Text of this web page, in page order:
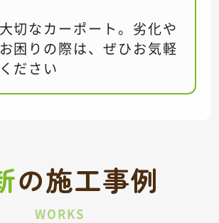
切なカーポート。劣化や
困りの際は、ぜひお気軽
ださい
の施工事例
WORKS